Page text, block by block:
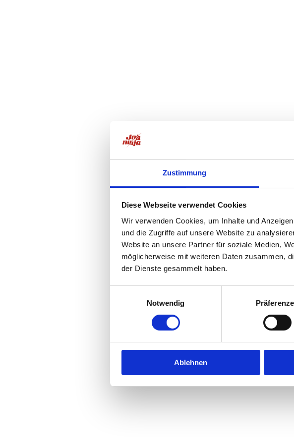
Zustimmung
Diese Webseite verwendet Cookies
Wir verwenden Cookies, um Inhalte und
und die Zugriffe auf unsere Website zu
Website an unsere Partner für soziale Medien,
möglicherweise mit weiteren Daten zusammen,
der Dienste gesammelt haben.
Notwendig
Ablehnen
Application error: aclient-side exception has